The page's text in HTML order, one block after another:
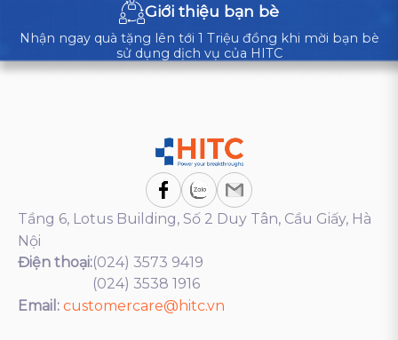
Giới thiệu bạn bè
Nhận ngay quà tặng lên tới 1 Triệu đồng khi mời bạn bè
sử dụng dịch vụ của HITC
Tầng 6, Lotus Building, Số 2 Duy Tân, Cầu Giấy, Hà
Nội
Điện thoại:(024) 3573 9419
(024) 3538 1916
Email: customercare@hitc.vn